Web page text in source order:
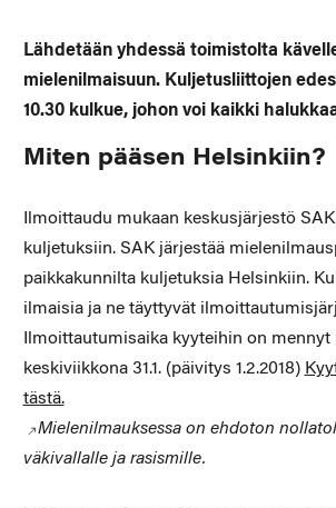
Lähdetään yhdessä toimistolta
mielenilmaisuun. Kuljetusliittojen
10.30 kulkue, johon voi kaikki
Miten pääsen Helsinkiin?
Ilmoittaudu mukaan keskusjärjestö
kuljetuksiin. SAK järjestää
paikkakunnilta kuljetuksia Helsinkiin.
ilmaisia ja ne täyttyvät
Ilmoittautumisaika kyyteihin on mennyt
keskiviikkona 31.1. (päivitys 1.2.2018)
tästä.
Mielenilmauksessa on ehdoton
väkivallalle ja rasismille.